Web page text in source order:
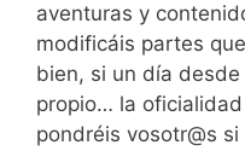
aventuras y
modificáis partes
bien, si un día desde
propio… la
pondréis vosotr@s